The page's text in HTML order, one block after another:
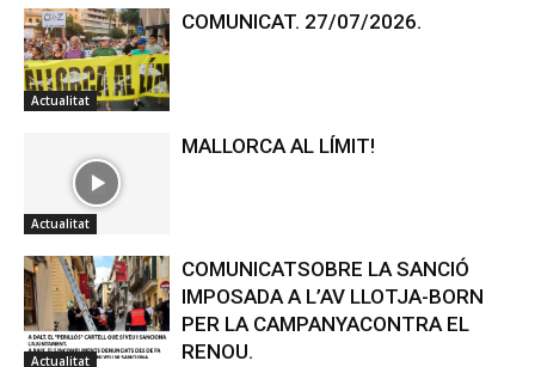
Actualitat
COMUNICAT. 27/07/2026.
Actualitat
MALLORCA AL LÍMIT!
Actualitat
COMUNICATSOBRE LA SANCIÓ
IMPOSADA A L’AV LLOTJA-BORN
PER LA CAMPANYACONTRA EL
RENOU.